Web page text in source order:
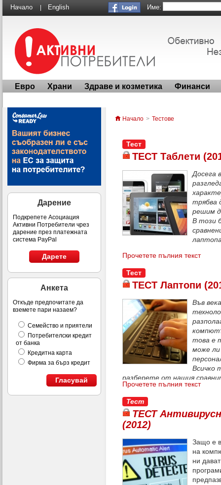
Начало English Име:
Евро Храни Здраве и козметика Финанси
Дарение
Подкрепете Асоциация
Активни Потребители чрез
дарение през платежната
система PayPal
Дарете
Анкета
Откъде предпочитате да
вземете пари назаем?
Семейство и приятели
Потребителски кредит
от банка
Кредитна карта
Фирма за бърз кредит
Гласувай
Начало > Тестове
Тест
ТЕСТ Таблети
Досега
трябва
решим
В този
Прочетете пълния текст
Тест
ТЕСТ Лаптопи
Във
това е
може
Всичко
разберете от нашия
модела лаптопи.
Прочетете пълния текст
Тест
ТЕСТ
(2012)
Защо е
на
ни